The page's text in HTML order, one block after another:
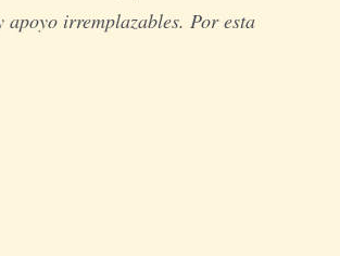
irremplazables. Por esta